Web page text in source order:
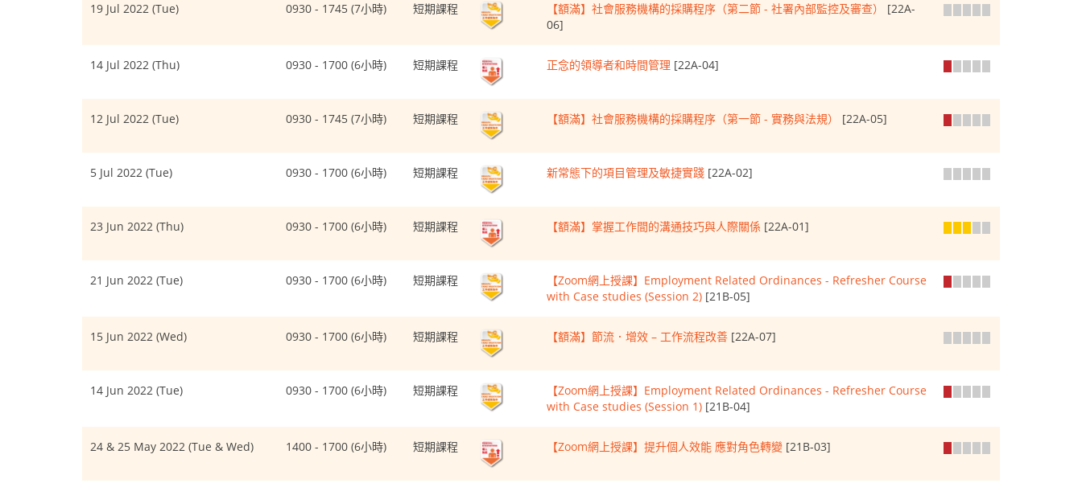
19 Jul 2022 (Tue) 0930 - 1745 (7小時) 短期課程 【額滿】社會服務機構的採購程序（第二節 - 社署內部監控及審查）
[22A-
06]
14 Jul 2022 (Thu) 0930 - 1700 (6小時) 短期課程 正念的領導者和時間管理 [22A-04]
12 Jul 2022 (Tue) 0930 - 1745 (7小時) 短期課程 【額滿】社會服務機構的採購程序（第一節 - 實務與法規） [22A-05]
5 Jul 2022 (Tue) 0930 - 1700 (6小時) 短期課程 新常態下的項目管理及敏捷實踐 [22A-02]
23 Jun 2022 (Thu) 0930 - 1700 (6小時) 短期課程 【額滿】掌握工作間的溝通技巧與人際關係 [22A-01]
21 Jun 2022 (Tue) 0930 - 1700 (6小時) 短期課程
【Zoom網上授課】Employment Related Ordinances - Refresher Course
with Case studies (Session 2) [21B-05]
15 Jun 2022 (Wed) 0930 - 1700 (6小時) 短期課程 【額滿】節流．增效 – 工作流程改善 [22A-07]
14 Jun 2022 (Tue) 0930 - 1700 (6小時) 短期課程
【Zoom網上授課】Employment Related Ordinances - Refresher Course
with Case studies (Session 1) [21B-04]
24 & 25 May 2022 (Tue & Wed) 1400 - 1700 (6小時) 短期課程 【Zoom網上授課】提升個人效能 應對角色轉變 [21B-03]